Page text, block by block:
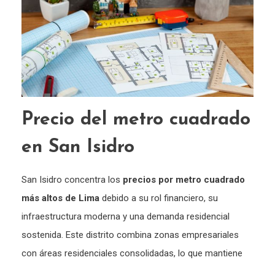
Precio del metro cuadrado
en San Isidro
San Isidro concentra los precios por metro cuadrado
más altos de Lima debido a su rol financiero, su
infraestructura moderna y una demanda residencial
sostenida. Este distrito combina zonas empresariales
con áreas residenciales consolidadas, lo que mantiene